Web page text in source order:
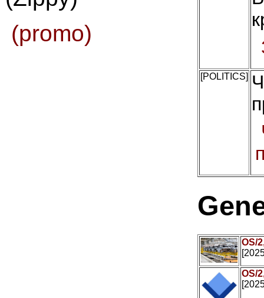
(promo)
[POLITICS]
OS/
OS/